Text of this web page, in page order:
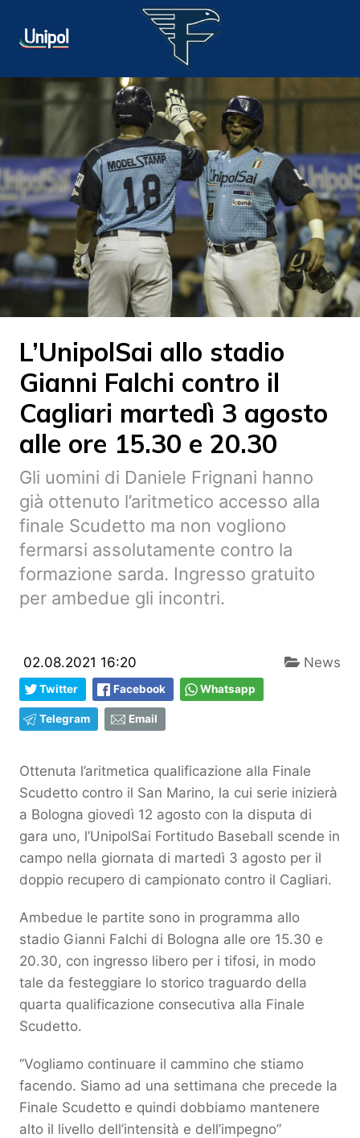
L’UnipolSai allo stadio
Gianni Falchi contro il
Cagliari martedì 3 agosto
alle ore 15.30 e 20.30
Gli uomini di Daniele Frignani hanno
già ottenuto l’aritmetico accesso alla
finale Scudetto ma non vogliono
fermarsi assolutamente contro la
formazione sarda. Ingresso gratuito
per ambedue gli incontri.
02.08.2021 16:20 News
Twitter Facebook Whatsapp
Telegram Email
Ottenuta l’aritmetica qualificazione alla Finale
Scudetto contro il San Marino, la cui serie inizierà
a Bologna giovedì 12 agosto con la disputa di
gara uno, l’UnipolSai Fortitudo Baseball scende in
campo nella giornata di martedì 3 agosto per il
doppio recupero di campionato contro il Cagliari.
Ambedue le partite sono in programma allo
stadio Gianni Falchi di Bologna alle ore 15.30 e
20.30, con ingresso libero per i tifosi, in modo
tale da festeggiare lo storico traguardo della
quarta qualificazione consecutiva alla Finale
Scudetto.
‘’Vogliamo continuare il cammino che stiamo
facendo. Siamo ad una settimana che precede la
Finale Scudetto e quindi dobbiamo mantenere
alto il livello dell’intensità e dell’impegno”